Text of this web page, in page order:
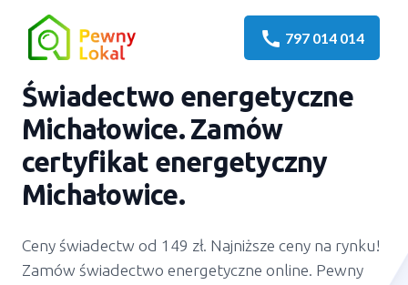
call 797 014 014
Świadectwo energetyczne
Michałowice. Zamów
certyfikat energetyczny
Michałowice.
Ceny świadectw od 149 zł. Najniższe ceny na rynku!
Zamów świadectwo energetyczne online. Pewny